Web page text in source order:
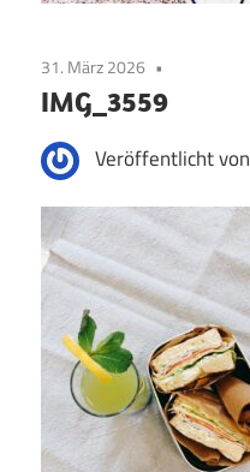
31. März 2026
IMG_3559
Veröffentlicht von